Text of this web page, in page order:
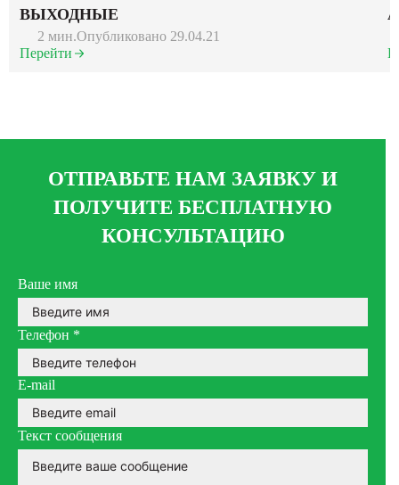
ВЫХОДНЫЕ
2 мин.Опубликовано 29.04.21
Перейти
ОТПРАВЬТЕ НАМ ЗАЯВКУ И
ПОЛУЧИТЕ БЕСПЛАТНУЮ
КОНСУЛЬТАЦИЮ
Ваше имя
Телефон *
E-mail
Текст сообщения